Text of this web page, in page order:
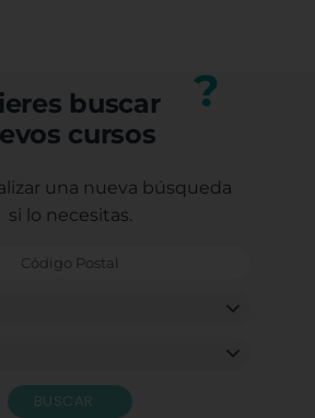
buscar
cursos
?
una nueva búsqueda
si lo necesitas.
BUSCAR